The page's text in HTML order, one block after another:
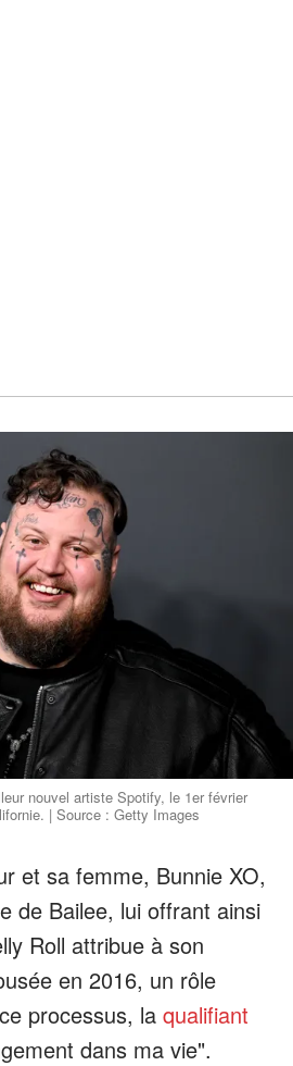
nouvel artiste Spotify, le 1er février
| Source : Getty Images
et sa femme, Bunnie XO,
de Bailee, lui offrant ainsi
Roll attribue à son
en 2016, un rôle
processus, la qualifiant
dans ma vie".